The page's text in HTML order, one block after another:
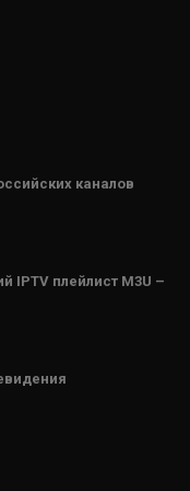
каналов
IPTV плейлист M3U –